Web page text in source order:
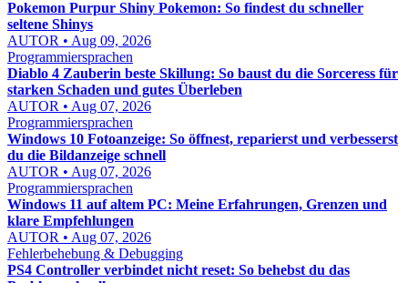
Pokemon Purpur Shiny Pokemon: So findest du schneller
seltene Shinys
AUTOR • Aug 09, 2026
Programmiersprachen
Diablo 4 Zauberin beste Skillung: So baust du die Sorceress für
starken Schaden und gutes Überleben
AUTOR • Aug 07, 2026
Programmiersprachen
Windows 10 Fotoanzeige: So öffnest, reparierst und verbesserst
du die Bildanzeige schnell
AUTOR • Aug 07, 2026
Programmiersprachen
Windows 11 auf altem PC: Meine Erfahrungen, Grenzen und
klare Empfehlungen
AUTOR • Aug 07, 2026
Fehlerbehebung & Debugging
PS4 Controller verbindet nicht reset: So behebst du das